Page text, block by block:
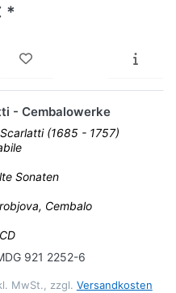
*
- Cembalowerke
(1685 - 1757)
Sonaten
Cembalo
921 2252-6
MwSt., zzgl. Versandkosten